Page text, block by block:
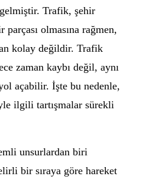
Trafik, şehir
parçası olmasına rağmen,
kolay değildir. Trafik
zaman kaybı değil, aynı
açabilir. İşte bu nedenle,
ilgili tartışmalar sürekli
unsurlardan biri
bir sıraya göre hareket